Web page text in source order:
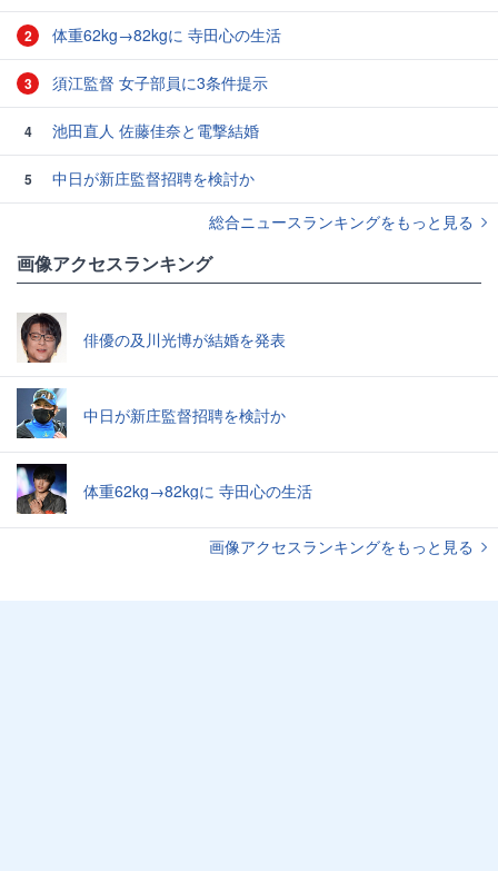
2 体重62kg→82kgに 寺田心の生活
3 須江監督 女子部員に3条件提示
4 池田直人 佐藤佳奈と電撃結婚
5
中日が新庄監督招聘を検討か
総合ニュースランキングをもっと見る
画像アクセスランキング
俳優の及川光博が結婚を発表
中日が新庄監督招聘を検討か
体重62kg→82kgに 寺田心の生活
画像アクセスランキングをもっと見る